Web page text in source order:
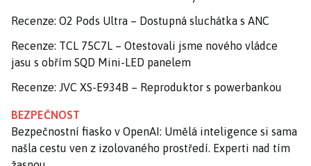
Recenze: O2 Pods Ultra – Dostupná sluchátka s ANC
Recenze: TCL 75C7L – Otestovali jsme nového vládce
jasu s obřím SQD Mini-LED panelem
Recenze: JVC XS-E934B – Reproduktor s powerbankou
BEZPEČNOST
Bezpečnostní fiasko v OpenAI: Umělá inteligence si sama
našla cestu ven z izolovaného prostředí. Experti nad tím